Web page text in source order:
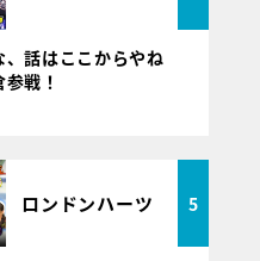
話はここからやね
戦！
ロンドンハーツ 5